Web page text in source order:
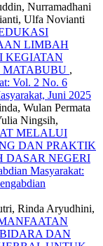
Nurramadhani
Ulfa Novianti
LIMBAH
KEGIATAN
,
Vol. 2 No. 6
Juni 2025
Wulan Permata
Ningsih,
MELALUI
DAN PRAKTIK
DASAR NEGERI
Masyarakat:
Rinda Aryudhini,
DAN